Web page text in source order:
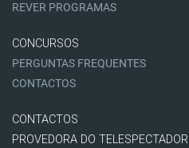
REVER PROGRAMAS
CONCURSOS
PERGUNTAS FREQUENTES
CONTACTOS
CONTACTOS
PROVEDORA DO TELESPECTADOR